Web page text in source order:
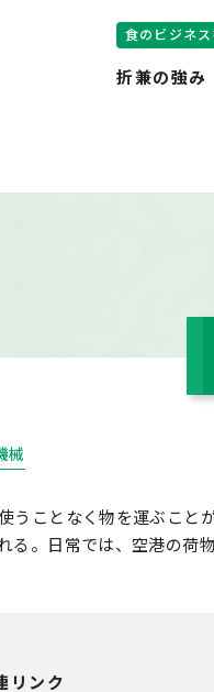
食のビジネ
折兼の強み
械
うことなく物を運ぶこと
る。日常では、空港の荷
リンク